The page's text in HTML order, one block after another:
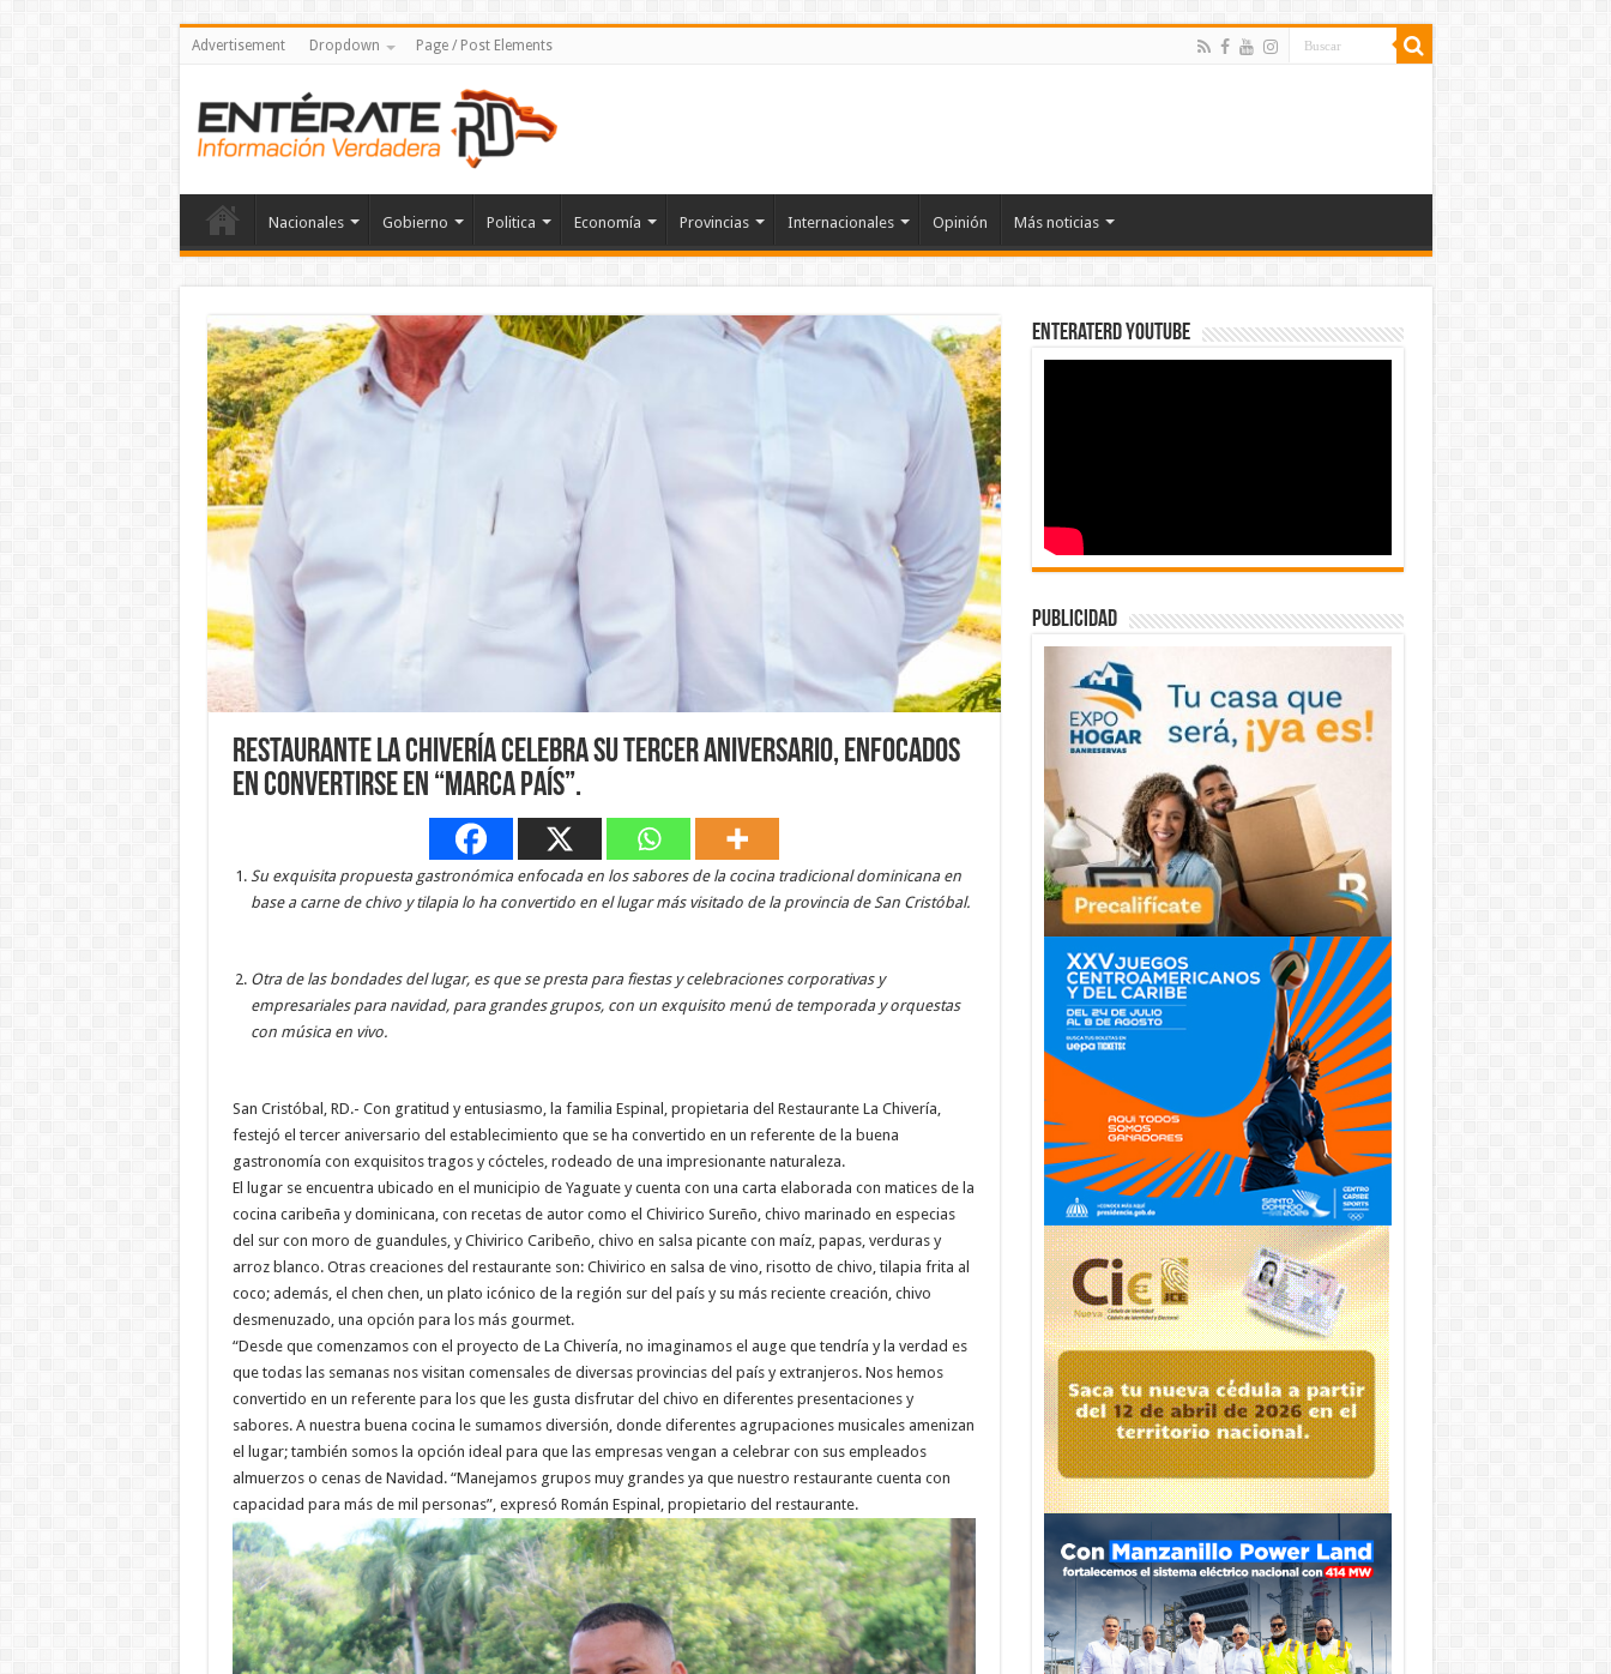
Advertisement Dropdown Page / Post Elements
Nacionales Gobierno Politica Economía Provincias Internacionales Opinión Más noticias
Restaurante La Chivería celebra su tercer aniversario, enfocados
en convertirse en “Marca País”.
Su exquisita propuesta gastronómica enfocada en los sabores de la cocina tradicional dominicana en
base a carne de chivo y tilapia lo ha convertido en el lugar más visitado de la provincia de San Cristóbal.
Otra de las bondades del lugar, es que se presta para fiestas y celebraciones corporativas y
empresariales para navidad, para grandes grupos, con un exquisito menú de temporada y orquestas
con música en vivo.
San Cristóbal, RD.- Con gratitud y entusiasmo, la familia Espinal, propietaria del Restaurante La Chivería,
festejó el tercer aniversario del establecimiento que se ha convertido en un referente de la buena
gastronomía con exquisitos tragos y cócteles, rodeado de una impresionante naturaleza.
El lugar se encuentra ubicado en el municipio de Yaguate y cuenta con una carta elaborada con matices de la
cocina caribeña y dominicana, con recetas de autor como el Chivirico Sureño, chivo marinado en especias
del sur con moro de guandules, y Chivirico Caribeño, chivo en salsa picante con maíz, papas, verduras y
arroz blanco. Otras creaciones del restaurante son: Chivirico en salsa de vino, risotto de chivo, tilapia frita al
coco; además, el chen chen, un plato icónico de la región sur del país y su más reciente creación, chivo
desmenuzado, una opción para los más gourmet.
“Desde que comenzamos con el proyecto de La Chivería, no imaginamos el auge que tendría y la verdad es
que todas las semanas nos visitan comensales de diversas provincias del país y extranjeros. Nos hemos
convertido en un referente para los que les gusta disfrutar del chivo en diferentes presentaciones y
sabores. A nuestra buena cocina le sumamos diversión, donde diferentes agrupaciones musicales amenizan
el lugar; también somos la opción ideal para que las empresas vengan a celebrar con sus empleados
almuerzos o cenas de Navidad. “Manejamos grupos muy grandes ya que nuestro restaurante cuenta con
capacidad para más de mil personas”, expresó Román Espinal, propietario del restaurante.
EnterateRD YOUTUBE
publicidad